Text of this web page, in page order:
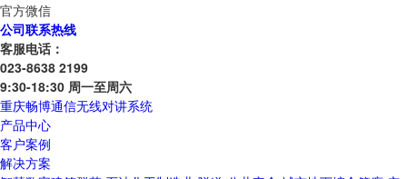
官方微信
公司联系热线
客服电话：
023-8638 2199
9:30-18:30 周一至周六
重庆畅博通信无线对讲系统
产品中心
客户案例
解决方案